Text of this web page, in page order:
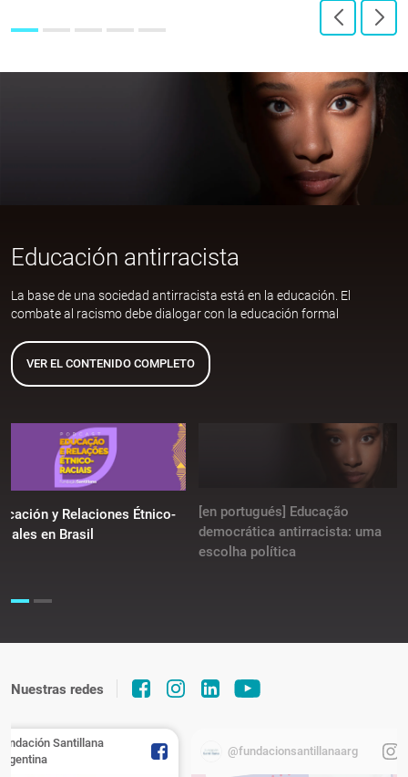
Educación antirracista
La base de una sociedad antirracista está en la educación. El
combate al racismo debe dialogar con la educación formal
VER EL CONTENIDO COMPLETO
y Relaciones Étnico-
en Brasil
[en portugués] Educação
democrática antirracista: uma
escolha política
Nuestras redes
Santillana
@fundacionsantillanaarg